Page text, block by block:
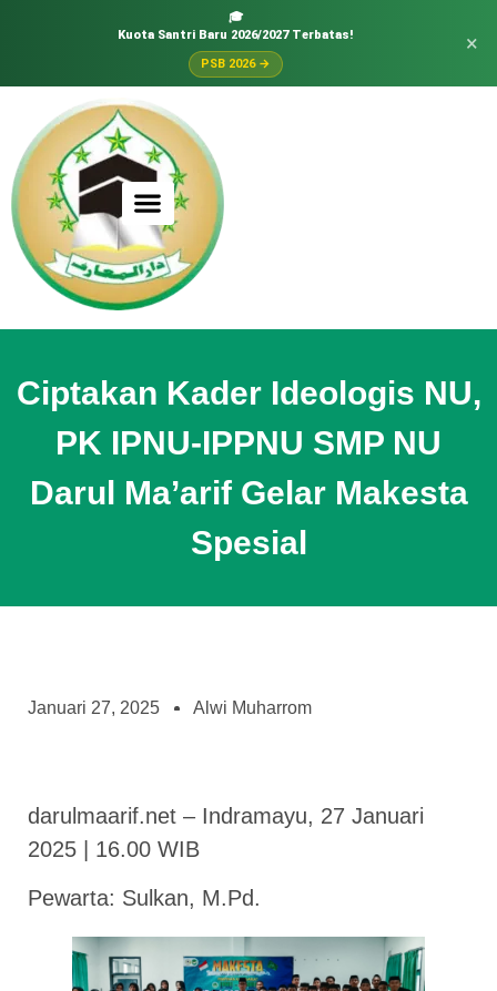
🎓
Kuota Santri Baru 2026/2027 Terbatas!
PSB 2026 →
×
Ciptakan Kader Ideologis NU,
PK IPNU-IPPNU SMP NU
Darul Ma’arif Gelar Makesta
Spesial
Januari 27, 2025 Alwi Muharrom
darulmaarif.net – Indramayu, 27 Januari
2025 | 16.00 WIB
Pewarta: Sulkan, M.Pd.